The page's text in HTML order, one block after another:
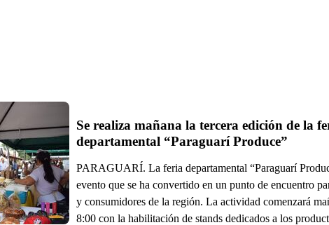
Se realiza mañana la tercera edición de la
departamental “Paraguarí Produce”
PARAGUARÍ. La feria departamental “Paraguarí
evento que se ha convertido en un punto de encuentro
y consumidores de la región. La actividad comenzará
8:00 con la habilitación de stands dedicados a los